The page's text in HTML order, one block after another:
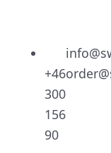
+46
300
156
90